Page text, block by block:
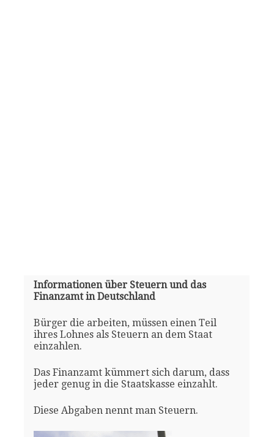
Informationen über Steuern und das
Finanzamt in Deutschland
Bürger die arbeiten, müssen einen Teil
ihres Lohnes als Steuern an dem Staat
einzahlen.
Das Finanzamt kümmert sich darum, dass
jeder genug in die Staatskasse einzahlt.
Diese Abgaben nennt man Steuern.